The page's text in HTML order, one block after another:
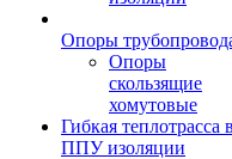
Опоры
Опоры
скользящие
хомутовые
Гибкая теплотрасса в
ППУ изоляции